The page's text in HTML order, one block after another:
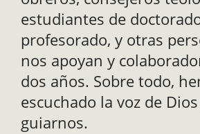
estudiantes de
profesorado, y otras
nos apoyan y
dos años. Sobre todo,
escuchado la voz de
guiarnos.